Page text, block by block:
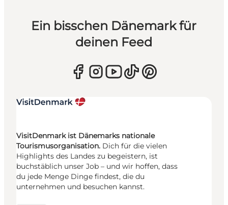
Ein bisschen Dänemark für
deinen Feed
VisitDenmark ist Dänemarks nationale
Tourismusorganisation. Dich für die vielen
Highlights des Landes zu begeistern, ist
buchstäblich unser Job – und wir hoffen, dass
du jede Menge Dinge findest, die du
unternehmen und besuchen kannst.